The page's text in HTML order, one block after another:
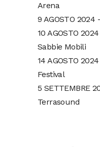
Arena
9 AGOSTO 2024
10 AGOSTO
Sabbie Mobili
14 AGOSTO
Festival
5 SETTEMBRE
Terrasound